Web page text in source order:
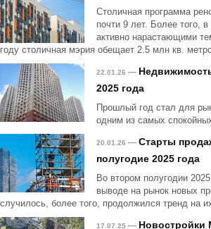
Столичная программа
почти 9 лет. Более того,
активно нарастающими
году столичная мэрия обещает 2.5 млн кв.
22.01.26 —
2025 года
Прошлый год стал для
одним из самых
20.01.26 — Старты
полугодие 2025 года
Во втором полугодии
выводе на рынок новых
случилось, более того, продолжился тренд на
17.07.25 — Новостройки